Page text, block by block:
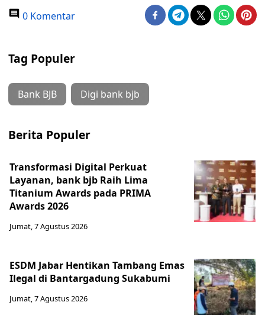
0 Komentar
Tag Populer
Bank BJB Digi bank bjb
Berita Populer
Transformasi Digital Perkuat
Layanan, bank bjb Raih Lima
Titanium Awards pada PRIMA
Awards 2026
Jumat, 7 Agustus 2026
ESDM Jabar Hentikan Tambang Emas
Ilegal di Bantargadung Sukabumi
Jumat, 7 Agustus 2026